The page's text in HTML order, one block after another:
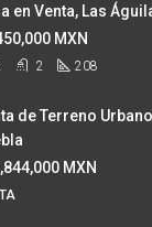
en Venta, Las
MXN
2 208
de Terreno
MXN